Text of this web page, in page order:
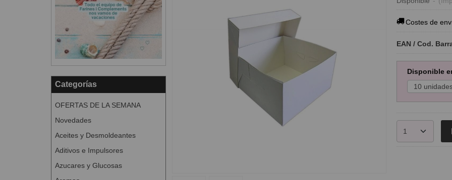
Categorías
OFERTAS DE LA SEMANA
Novedades
Aceites y Desmoldeantes
Aditivos e Impulsores
Azucares y Glucosas
Costes de
EAN / Cod.
Disponible